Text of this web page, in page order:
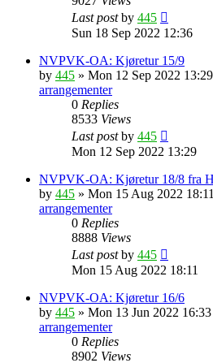
Last postby 445
Sun 18 Sep 2022 12:36
NVPVK-OA: Kjøretur 15/9
by 445 » Mon 12 Sep 2022 13:29
arrangementer
0 Replies
8533 Views
Last postby 445
Mon 12 Sep 2022 13:29
NVPVK-OA: Kjøretur 18/8 fra
by 445 » Mon 15 Aug 2022 18:11
arrangementer
0 Replies
8888 Views
Last postby 445
Mon 15 Aug 2022 18:11
NVPVK-OA: Kjøretur 16/6
by 445 » Mon 13 Jun 2022 16:33
arrangementer
0 Replies
8902 Views